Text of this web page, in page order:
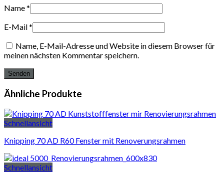
Name*
E-Mail*
Name, E-Mail-Adresse und Website in diesem Browser für
meinen nächsten Kommentar speichern.
Ähnliche Produkte
Schnellansicht
Knipping 70 AD R60 Fenster mit Renoverungsrahmen
Schnellansicht